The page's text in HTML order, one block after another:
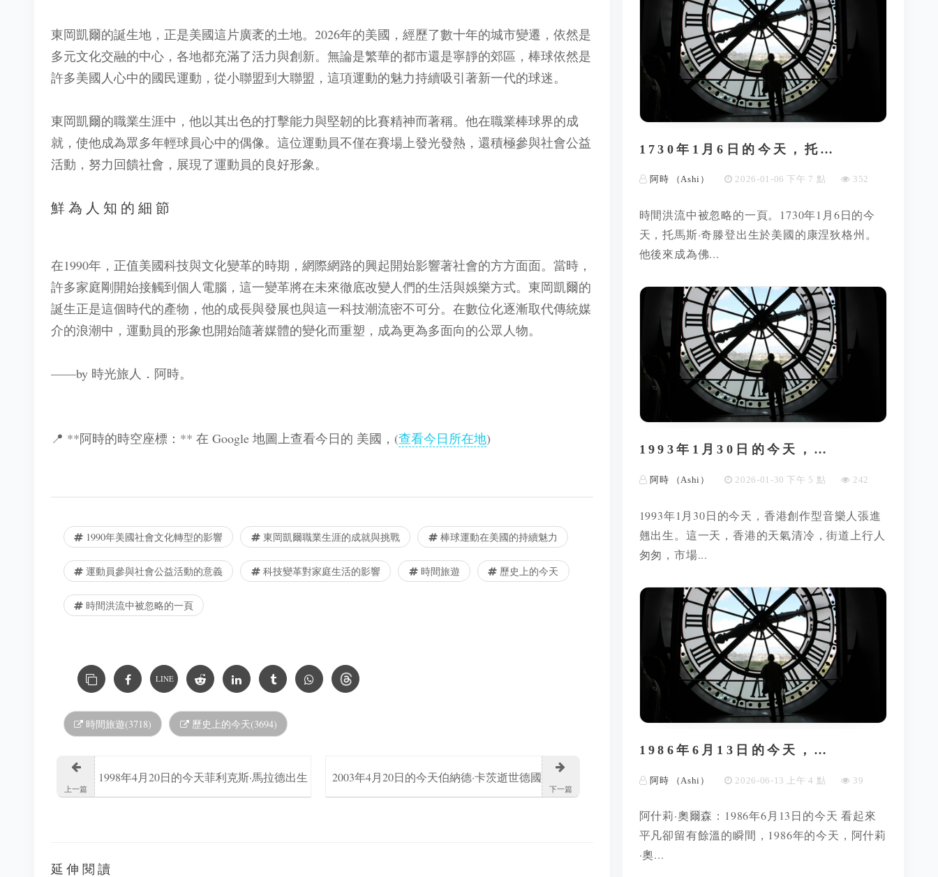
東岡凱爾的誕生地，正是美國這片廣袤的土地。2026年的美國，經歷了數十年的城市變遷，依然是
多元文化交融的中心，各地都充滿了活力與創新。無論是繁華的都市還是寧靜的郊區，棒球依然是
許多美國人心中的國民運動，從小聯盟到大聯盟，這項運動的魅力持續吸引著新一代的球迷。
東岡凱爾的職業生涯中，他以其出色的打擊能力與堅韌的比賽精神而著稱。他在職業棒球界的成
就，使他成為眾多年輕球員心中的偶像。這位運動員不僅在賽場上發光發熱，還積極參與社會公益
活動，努力回饋社會，展現了運動員的良好形象。
鮮為人知的細節
在1990年，正值美國科技與文化變革的時期，網際網路的興起開始影響著社會的方方面面。當時，
許多家庭剛開始接觸到個人電腦，這一變革將在未來徹底改變人們的生活與娛樂方式。東岡凱爾的
誕生正是這個時代的產物，他的成長與發展也與這一科技潮流密不可分。在數位化逐漸取代傳統媒
介的浪潮中，運動員的形象也開始隨著媒體的變化而重塑，成為更為多面向的公眾人物。
——by 時光旅人．阿時。
📍 **阿時的時空座標：** 在 Google 地圖上查看今日的 美國，(查看今日所在地)
1990年美國社會文化轉型的影響 東岡凱爾職業生涯的成就與挑戰 棒球運動在美國的持續魅力
運動員參與社會公益活動的意義 科技變革對家庭生活的影響 時間旅遊 歷史上的今天
時間洪流中被忽略的一頁
LINE
時間旅遊(3718) 歷史上的今天(3694)
上一篇
1998年4月20日的今天菲利克斯·馬拉德出生
下一篇
2003年4月20日的今天伯納德·卡茨逝世德國
延伸閱讀
1730年1月6日的今天，托…
阿時 （Ashi） 2026-01-06 下午 7 點 352
時間洪流中被忽略的一頁。1730年1月6日的今
天，托馬斯·奇滕登出生於美國的康涅狄格州。
他後來成為佛...
1993年1月30日的今天，…
阿時 （Ashi） 2026-01-30 下午 5 點 242
1993年1月30日的今天，香港創作型音樂人張進
翹出生。這一天，香港的天氣清冷，街道上行人
匆匆，市場...
1986年6月13日的今天，…
阿時 （Ashi） 2026-06-13 上午 4 點 39
阿什莉·奧爾森：1986年6月13日的今天 看起來
平凡卻留有餘溫的瞬間，1986年的今天，阿什莉
·奧...